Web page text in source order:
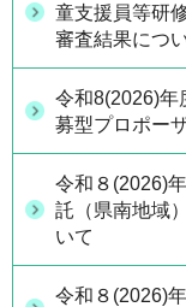
童支援員等研
審査結果につ
令和8(2026)年
募型プロポー
令和８(2026)
託（県南地域
いて
令和８(2026)